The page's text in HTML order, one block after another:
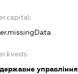
управління